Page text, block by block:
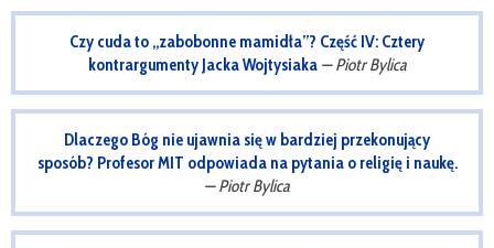
Czy cuda to „zabobonne mamidła”? Część IV: Cztery
kontrargumenty Jacka Wojtysiaka — Piotr Bylica
Dlaczego Bóg nie ujawnia się w bardziej przekonujący
sposób? Profesor MIT odpowiada na pytania o religię i naukę.
— Piotr Bylica